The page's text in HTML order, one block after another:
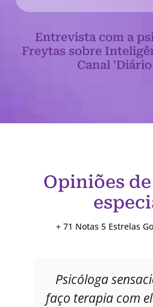
Entrevista com a
Freytas sobre
Canal
Opiniões
+ 71 Notas 5 Estrelas
Psicóloga
faço terapia com